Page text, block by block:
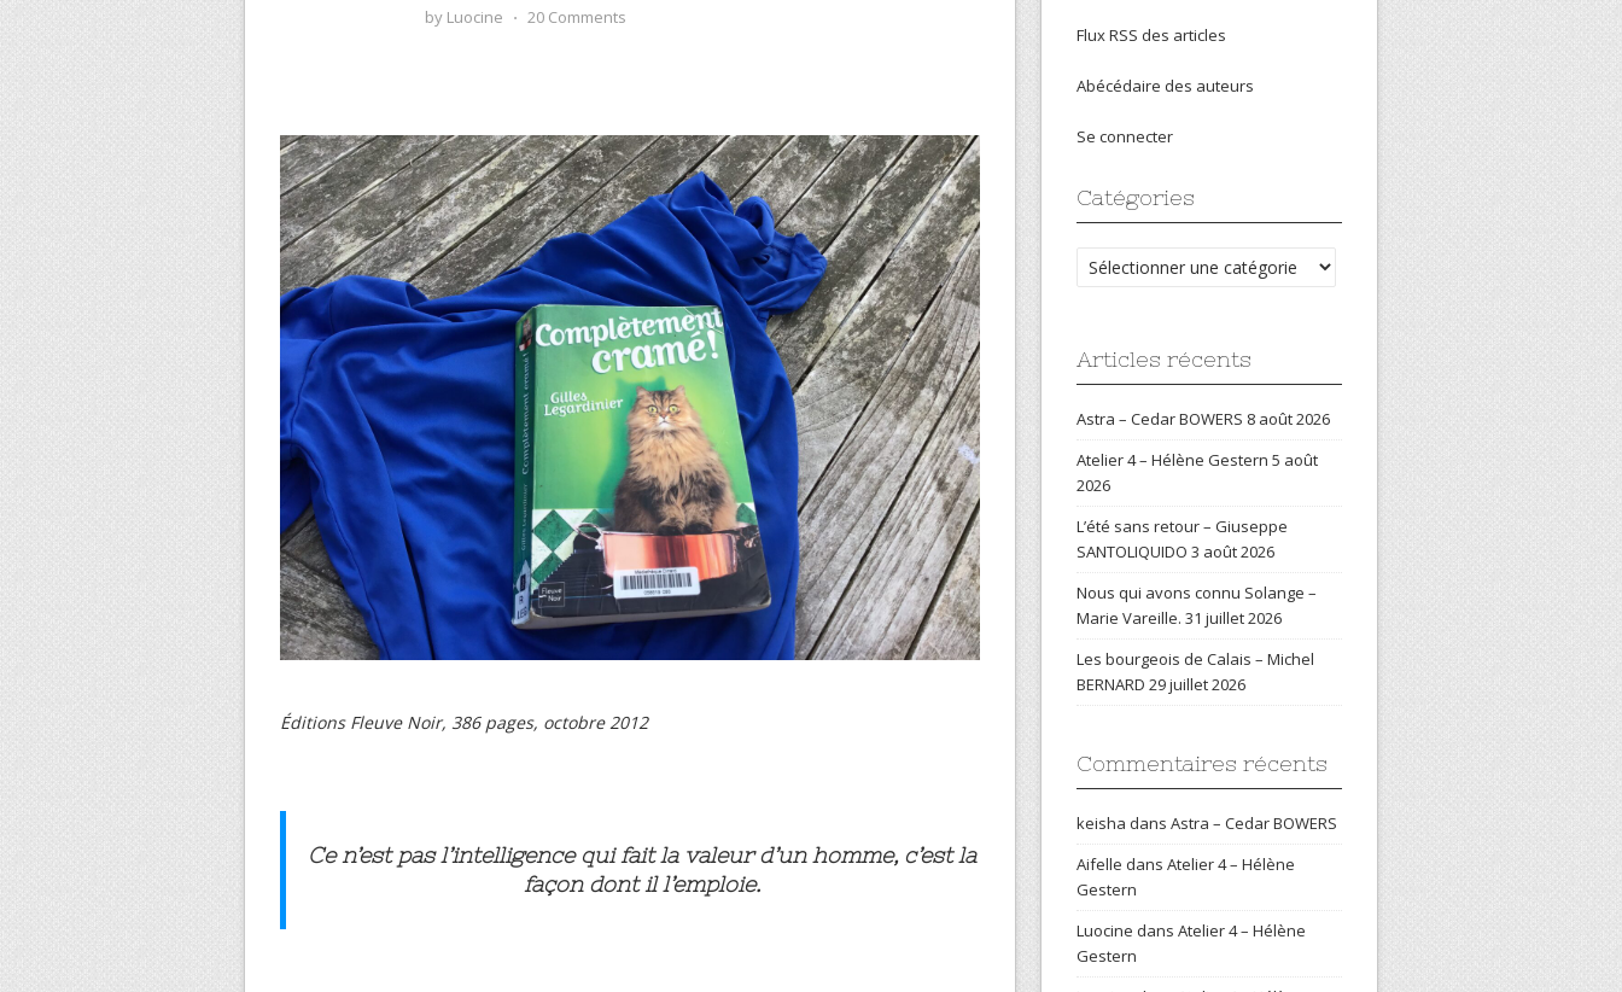
by Luocine ⋅ 20 Comments
Éditions Fleuve Noir, 386 pages, octobre 2012
Ce n’est pas l’intelligence qui fait la valeur d’un homme, c’est la
façon dont il l’emploie.
Flux RSS des articles
Abécédaire des auteurs
Se connecter
Catégories
Catégories
Articles récents
Astra – Cedar BOWERS 8 août 2026
Atelier 4 – Hélène Gestern 5 août
2026
L’été sans retour – Giuseppe
SANTOLIQUIDO 3 août 2026
Nous qui avons connu Solange –
Marie Vareille. 31 juillet 2026
Les bourgeois de Calais – Michel
BERNARD 29 juillet 2026
Commentaires récents
keisha dans Astra – Cedar BOWERS
Aifelle dans Atelier 4 – Hélène
Gestern
Luocine dans Atelier 4 – Hélène
Gestern